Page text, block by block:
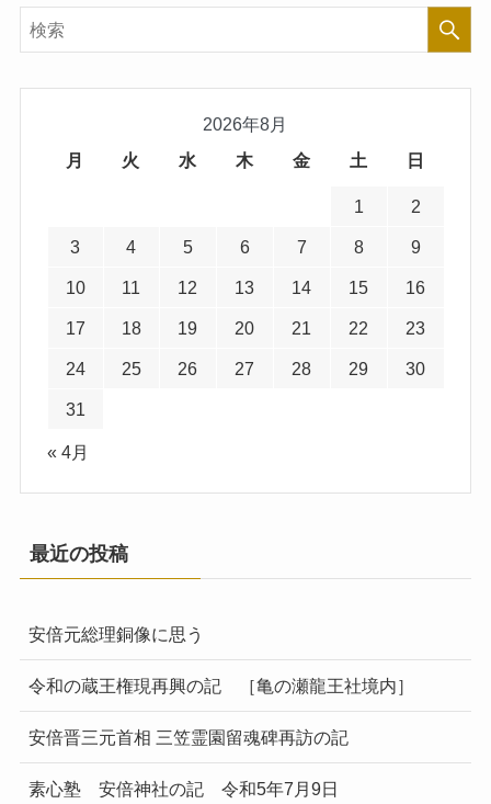
2026年8月
月
火 水 木 金 土 日
1 2
3 4 5 6 7 8 9
10 11 12 13 14 15 16
17 18 19 20 21 22 23
24 25 26 27 28 29 30
31
« 4月
最近の投稿
安倍元総理銅像に思う
令和の蔵王権現再興の記 ［亀の瀬龍王社境内］
安倍晋三元首相 三笠霊園留魂碑再訪の記
素心塾 安倍神社の記 令和5年7月9日